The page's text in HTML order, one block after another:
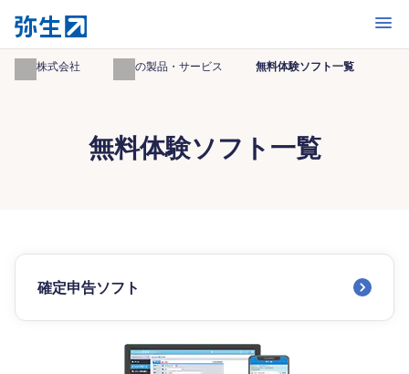
開く
弥生株式会社 弥生の製品・サービス 無料体験ソフト一覧
無料体験ソフト一覧
確定申告ソフト